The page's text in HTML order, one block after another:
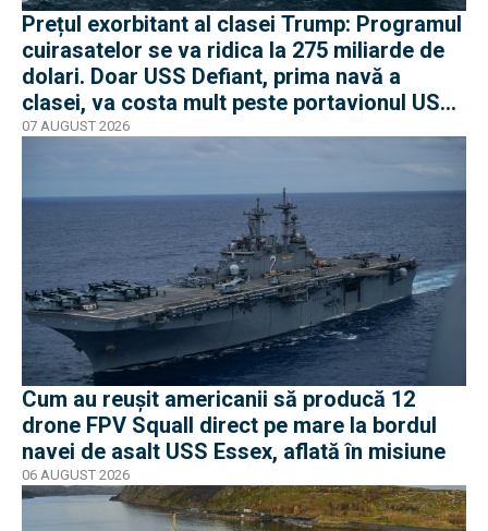
Prețul exorbitant al clasei Trump: Programul
cuirasatelor se va ridica la 275 miliarde de
dolari. Doar USS Defiant, prima navă a
clasei, va costa mult peste portavionul USS
Gerald R. Ford
07 AUGUST 2026
Cum au reușit americanii să producă 12
drone FPV Squall direct pe mare la bordul
navei de asalt USS Essex, aflată în misiune
06 AUGUST 2026